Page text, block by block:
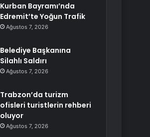
Kurban Bayramı’nda
Edremit’te Yoğun Trafik
Ağustos 7, 2026
Belediye Başkanına
Silahlı Saldırı
Ağustos 7, 2026
Trabzon’da turizm
ofisleri turistlerin rehberi
oluyor
Ağustos 7, 2026